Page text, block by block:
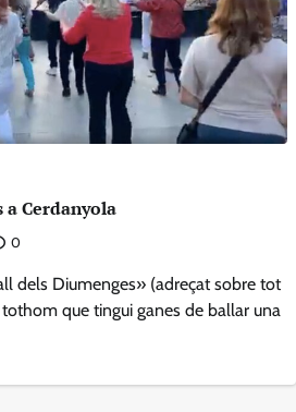
a Cerdanyola
0
dels Diumenges» (adreçat sobre tot
que tingui ganes de ballar una